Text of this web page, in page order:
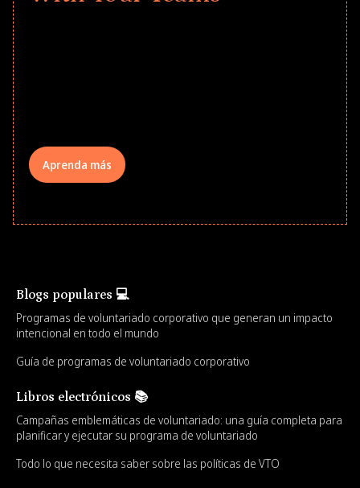
Aprenda más
Blogs populares 💻
Programas de voluntariado corporativo que generan un impacto
intencional en todo el mundo
Guía de programas de voluntariado corporativo
Libros electrónicos 📚
Campañas emblemáticas de voluntariado: una guía completa para
planificar y ejecutar su programa de voluntariado
Todo lo que necesita saber sobre las políticas de VTO